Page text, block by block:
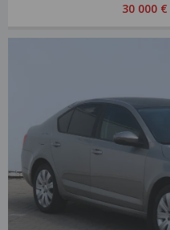
30 000 €